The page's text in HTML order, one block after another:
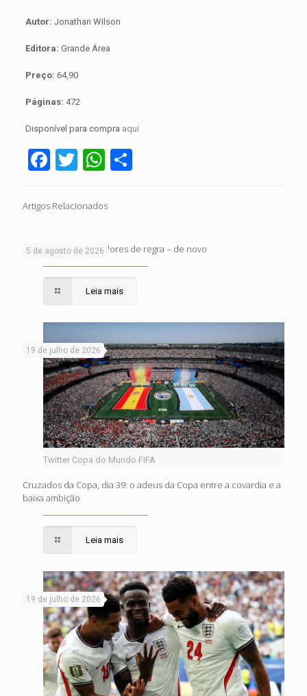
Autor: Jonathan Wilson
Editora: Grande Área
Preço: 64,90
Páginas: 472
Disponível para compra aqui
Facebook
TwitterWhatsApp
Share
Artigos Relacionados
5 de agosto de 2026
Sobre haters e cagadores de regra – de novo
Leia mais
Twitter Copa do Mundo FIFA
19 de julho de 2026
Cruzados da Copa, dia 39: o adeus da Copa entre a covardia e a
baixa ambição
Leia mais
19 de julho de 2026